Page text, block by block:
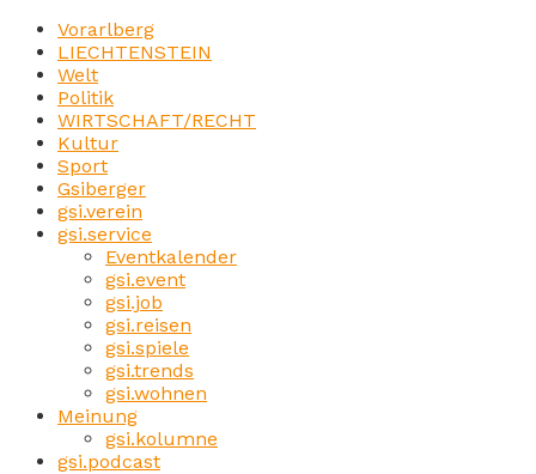
Vorarlberg
LIECHTENSTEIN
Welt
Politik
WIRTSCHAFT/RECHT
Kultur
Sport
Gsiberger
gsi.verein
gsi.service
Eventkalender
gsi.event
gsi.job
gsi.reisen
gsi.spiele
gsi.trends
gsi.wohnen
Meinung
gsi.kolumne
gsi.podcast